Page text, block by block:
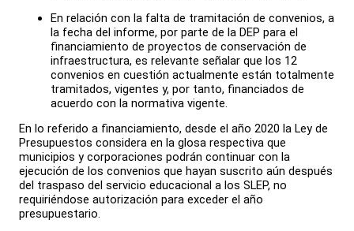
En relación con la falta de tramitación de convenios, a
la fecha del informe, por parte de la DEP para el
financiamiento de proyectos de conservación de
infraestructura, es relevante señalar que los 12
convenios en cuestión actualmente están totalmente
tramitados, vigentes y, por tanto, financiados de
acuerdo con la normativa vigente.
En lo referido a financiamiento, desde el año 2020 la Ley de
Presupuestos considera en la glosa respectiva que
municipios y corporaciones podrán continuar con la
ejecución de los convenios que hayan suscrito aún después
del traspaso del servicio educacional a los SLEP, no
requiriéndose autorización para exceder el año
presupuestario.